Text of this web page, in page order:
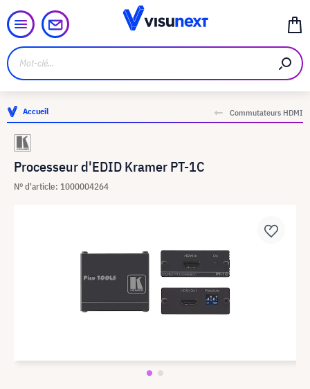
Accueil Commutateurs HDMI
Processeur d'EDID Kramer PT-1C
N° d'article: 1000004264